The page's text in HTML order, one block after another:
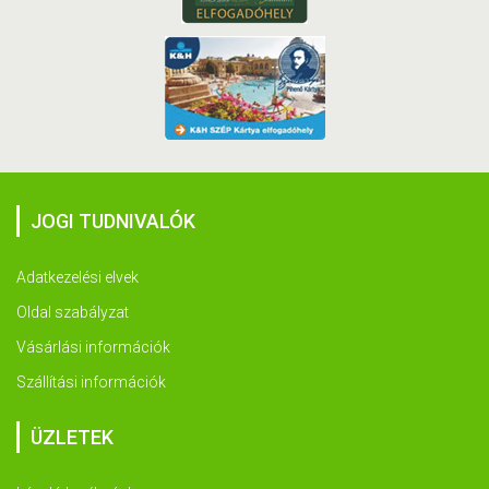
JOGI TUDNIVALÓK
Adatkezelési elvek
Oldal szabályzat
Vásárlási információk
Szállítási információk
ÜZLETEK